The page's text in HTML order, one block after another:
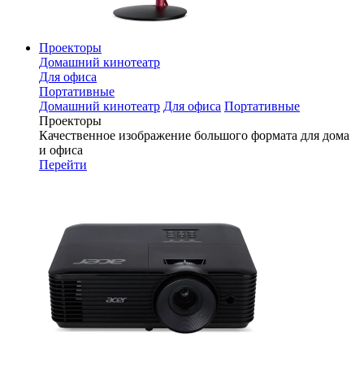
Проекторы
Домашний кинотеатр
Для офиса
Портативные
Домашний кинотеатр Для офиса Портативные
Проекторы
Качественное изображение большого формата для дома
и офиса
Перейти